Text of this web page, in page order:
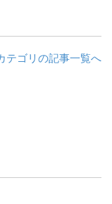
テゴリの記事一覧へ